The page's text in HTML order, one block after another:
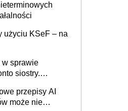
użyciu KSeF – na
w sprawie
siostry.
nie będzie
przepisy AI
może nie